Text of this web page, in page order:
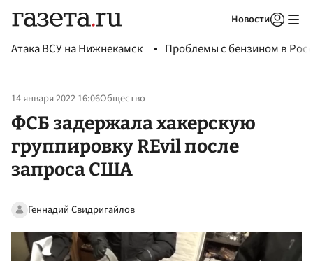
Новости
Атака ВСУ на Нижнекамск Проблемы с бензином в
14 января 2022 16:06Общество
ФСБ задержала хакерскую
группировку REvil после
запроса США
Геннадий Свидригайлов